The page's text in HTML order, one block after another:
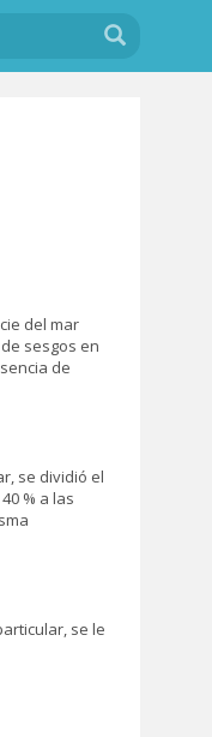
Buscar
del mar
sesgos en
de
se dividió el
% a las
se le